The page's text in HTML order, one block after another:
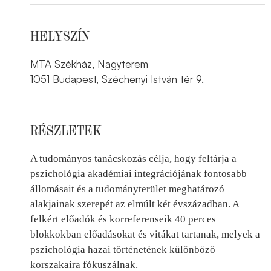
HELYSZÍN
MTA Székház, Nagyterem
1051 Budapest, Széchenyi István tér 9.
RÉSZLETEK
A tudományos tanácskozás célja, hogy feltárja a
pszichológia akadémiai integrációjának fontosabb
állomásait és a tudományterület meghatározó
alakjainak szerepét az elmúlt két évszázadban. A
felkért előadók és korreferenseik 40 perces
blokkokban előadásokat és vitákat tartanak, melyek a
pszichológia hazai történetének különböző
korszakaira fókuszálnak.